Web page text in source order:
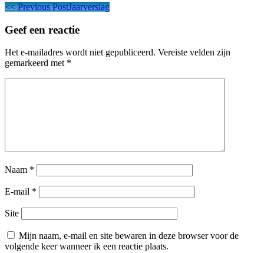
Berichtnavigatie
<< Previous PostJaarverslag
Geef een reactie
Het e-mailadres wordt niet gepubliceerd. Vereiste velden zijn
gemarkeerd met *
Naam *
E-mail *
Site
Mijn naam, e-mail en site bewaren in deze browser voor de
volgende keer wanneer ik een reactie plaats.